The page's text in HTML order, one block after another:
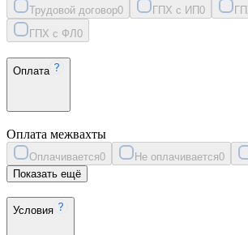
Трудовой договор0 ГПХ с ИП0
ГПХ с ФЛ 0
Оплата
Оплата межвахты
Оплачивается0 Не оплачивается0
Показать ещё
Условия